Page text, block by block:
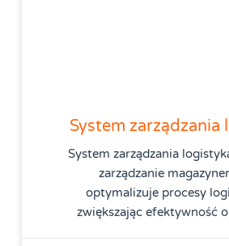
System zarządzania
System zarządzania
zarządzanie
optymalizuje procesy
zwiększając efektywność